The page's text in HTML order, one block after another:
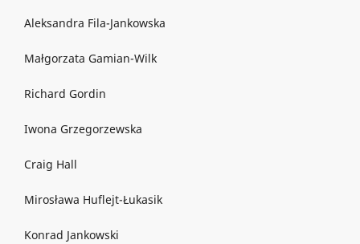
Aleksandra Fila-Jankowska
Małgorzata Gamian-Wilk
Richard Gordin
Iwona Grzegorzewska
Craig Hall
Mirosława Huflejt-Łukasik
Konrad Jankowski